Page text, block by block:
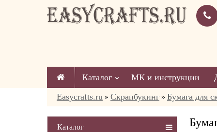
Каталог МК и инструкции
Easycrafts.ru » Скрапбукинг » Бумага для
Каталог